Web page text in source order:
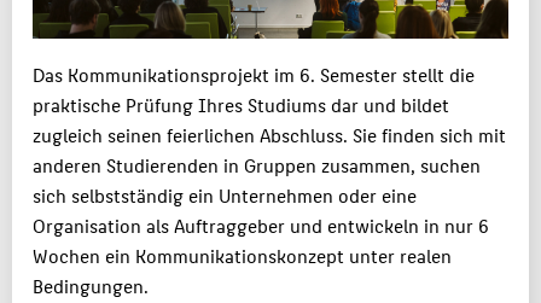
Das Kommunikationsprojekt im 6. Semester stellt die
praktische Prüfung Ihres Studiums dar und bildet
zugleich seinen feierlichen Abschluss. Sie finden sich mit
anderen Studierenden in Gruppen zusammen, suchen
sich selbstständig ein Unternehmen oder eine
Organisation als Auftraggeber und entwickeln in nur 6
Wochen ein Kommunikationskonzept unter realen
Bedingungen.
BELIEBTE SEITEN
DIGITALE DIENSTE
SERVICE